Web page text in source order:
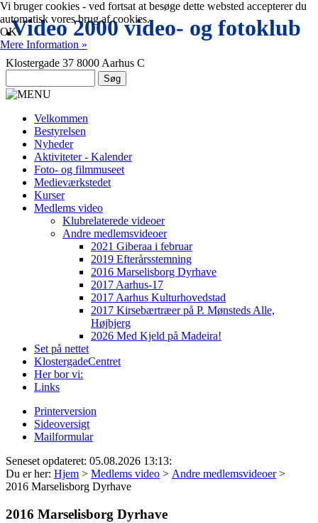
.Video 2000 video- og fotoklub
Klostergade 37 8000 Aarhus C
Velkommen
Bestyrelsen
Nyheder
Aktiviteter - Kalender
Foto- og filmmuseet
Medieværkstedet
Kurser
Medlems video
Klubrelaterede videoer
Andre medlemsvideoer
2021 Giberaa i februar
2019 Efterårsstemning
2016 Marselisborg Dyrhave
2017 Aarhus-17
2017 Aarhus Kulturhovedstad
2017 Kirsebærtræer på P. Mønsteds Alle,
Højbjerg
2026 Med Kjeld på Madeira!
Set på nettet
KlostergadeCentret
Her bor vi:
Links
Printerversion
Sideoversigt
Mailformular
Seneset opdateret: 05.08.2026 13:13:
Du er her: Hjem > Medlems video > Andre medlemsvideoer>
2016 Marselisborg Dyrhave
2016 Marselisborg Dyrhave
Vi bruger cookies - ved fortsat at besøge dette websted accepterer du
automatisk vores brug af cookies.
OK
Mere Information »